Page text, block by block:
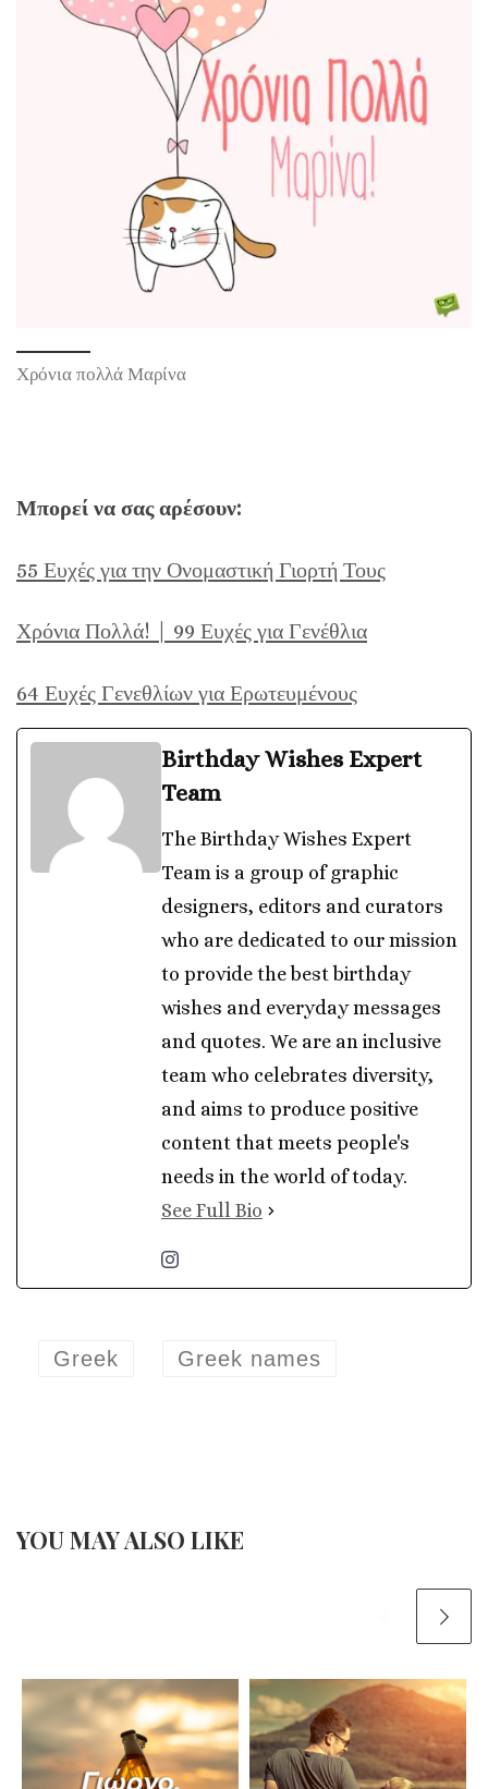
Χρόνια πολλά Μαρίνα
Μπορεί να σας αρέσουν:
55 Ευχές για την Ονομαστική Γιορτή Τους
Χρόνια Πολλά! | 99 Ευχές για Γενέθλια
64 Ευχές Γενεθλίων για Ερωτευμένους
Birthday Wishes Expert
Team
The Birthday Wishes Expert
Team is a group of graphic
designers, editors and curators
who are dedicated to our mission
to provide the best birthday
wishes and everyday messages
and quotes. We are an inclusive
team who celebrates diversity,
and aims to produce positive
content that meets people's
needs in the world of today.
See Full Bio
Greek Greek names
YOU MAY ALSO LIKE